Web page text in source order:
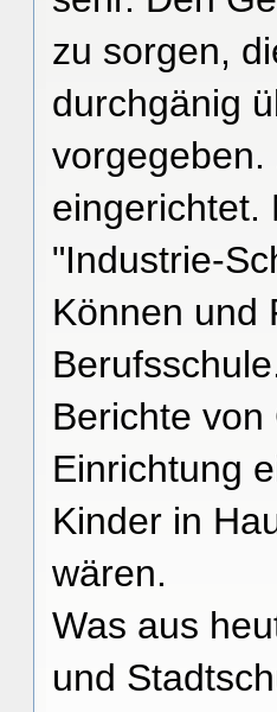
zu sorgen,
durchgänig
eingerichtet.
"Industrie-
Können und
Berichte
Einrichtung
Kinder in
wären.
Was aus
und